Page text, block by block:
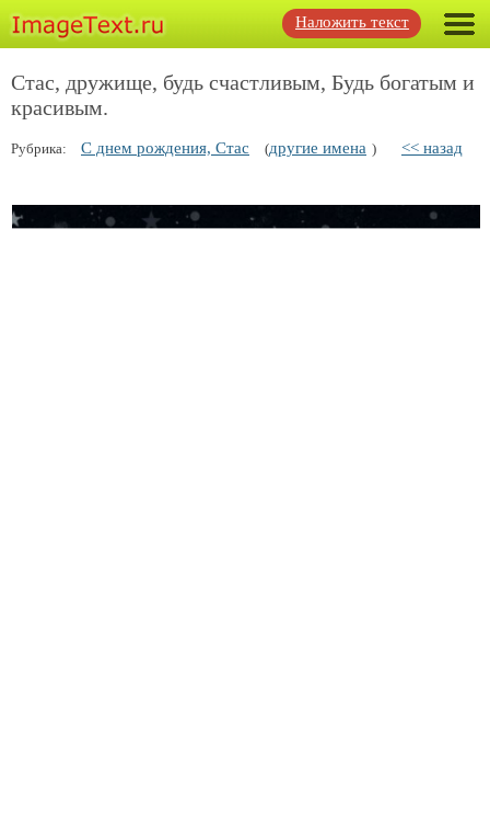
Наложить текст
Стас, дружище, будь счастливым, Будь богатым и
красивым.
Рубрика: С днем рождения, Стас (другие имена ) << назад